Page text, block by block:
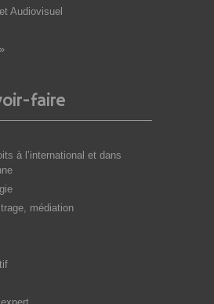
Audiovisuel
faire
à l’international et dans
médiation